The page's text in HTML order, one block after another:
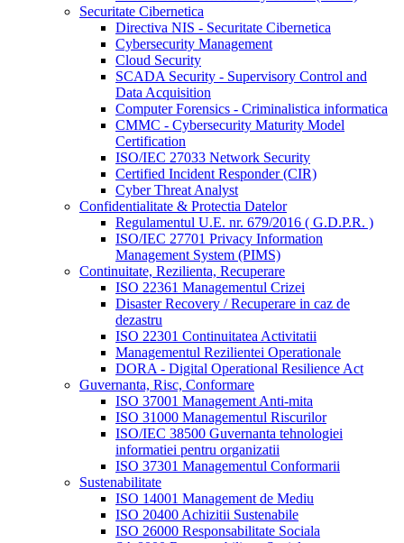
Securitate Cibernetica
Directiva NIS - Securitate Cibernetica
Cybersecurity Management
Cloud Security
SCADA Security - Supervisory Control and
Data Acquisition
Computer Forensics - Criminalistica informatica
CMMC - Cybersecurity Maturity Model
Certification
ISO/IEC 27033 Network Security
Certified Incident Responder (CIR)
Cyber Threat Analyst
Confidentialitate & Protectia Datelor
Regulamentul U.E. nr. 679/2016 ( G.D.P.R. )
ISO/IEC 27701 Privacy Information
Management System (PIMS)
Continuitate, Rezilienta, Recuperare
ISO 22361 Managementul Crizei
Disaster Recovery / Recuperare in caz de
dezastru
ISO 22301 Continuitatea Activitatii
Managementul Rezilientei Operationale
DORA - Digital Operational Resilience Act
Guvernanta, Risc, Conformare
ISO 37001 Management Anti-mita
ISO 31000 Managementul Riscurilor
ISO/IEC 38500 Guvernanta tehnologiei
informatiei pentru organizatii
ISO 37301 Managementul Conformarii
Sustenabilitate
ISO 14001 Management de Mediu
ISO 20400 Achizitii Sustenabile
ISO 26000 Responsabilitate Sociala